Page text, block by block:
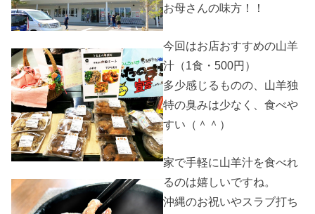
お母さんの味方！！
今回はお店おすすめの山羊
汁（1食・500円）
多少感じるものの、山羊独
特の臭みは少なく、食べや
すい（＾＾）
家で手軽に山羊汁を食べれ
るのは嬉しいですね。
沖縄のお祝いやスラブ打ち